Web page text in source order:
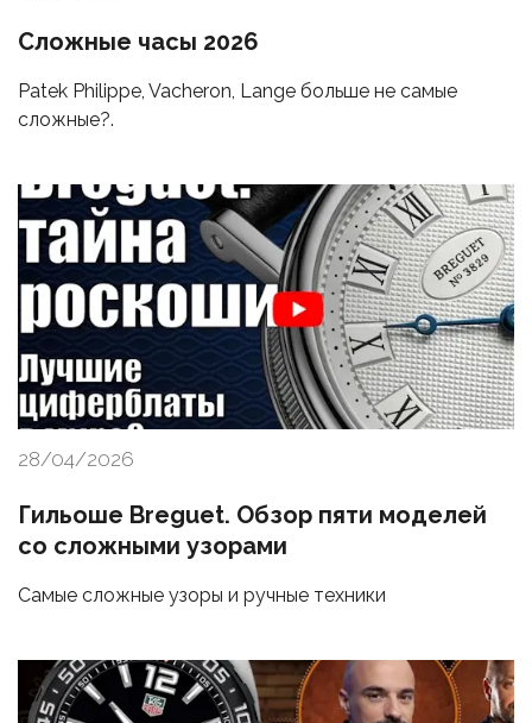
Сложные часы 2026
Patek Philippe, Vacheron, Lange больше не самые
сложные?.
28/04/2026
Гильоше Breguet. Обзор пяти моделей
со сложными узорами
Самые сложные узоры и ручные техники